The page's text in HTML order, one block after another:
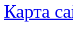
Карта